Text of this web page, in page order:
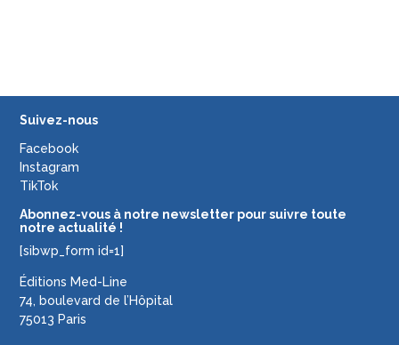
Suivez-nous
Facebook
Instagram
TikTok
Abonnez-vous à notre newsletter pour suivre toute
notre actualité !
[sibwp_form id=1]
Éditions Med-Line
74, boulevard de l’Hôpital
75013 Paris